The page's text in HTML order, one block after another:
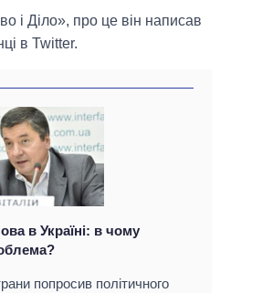
і Діло», про це він написав
в Twitter.
в Україні: в чому
попросив політичного